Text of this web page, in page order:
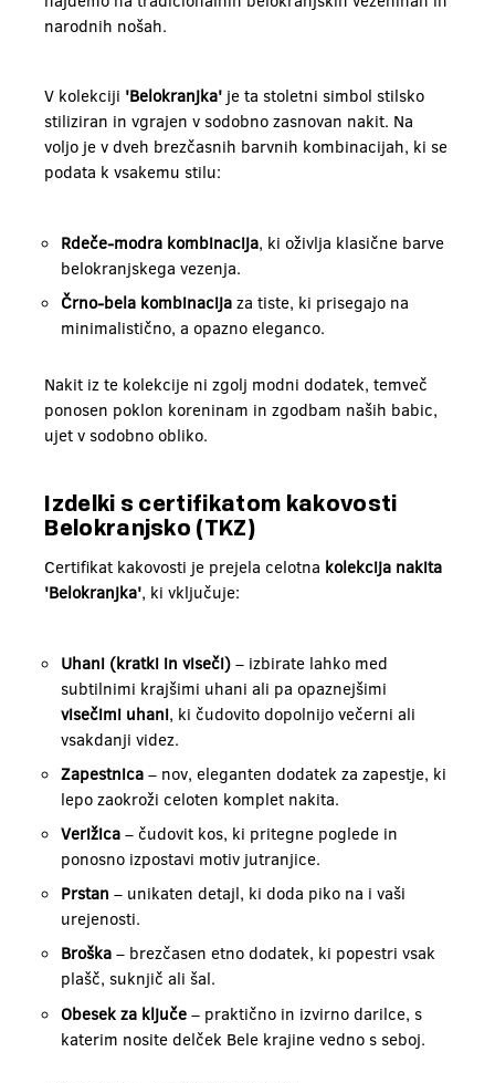
narodnih nošah.
V kolekciji 'Belokranjka' je ta stoletni simbol stilsko
stiliziran in vgrajen v sodobno zasnovan nakit. Na
voljo je v dveh brezčasnih barvnih kombinacijah, ki se
podata k vsakemu stilu:
Rdeče-modra kombinacija, ki oživlja klasične barve
belokranjskega vezenja.
Črno-bela kombinacija za tiste, ki prisegajo na
minimalistično, a opazno eleganco.
Nakit iz te kolekcije ni zgolj modni dodatek, temveč
ponosen poklon koreninam in zgodbam naših babic,
ujet v sodobno obliko.
Izdelki s certifikatom kakovosti
Belokranjsko (TKZ)
Certifikat kakovosti je prejela celotna kolekcija nakita
'Belokranjka', ki vključuje:
Uhani (kratki in viseči) – izbirate lahko med
subtilnimi krajšimi uhani ali pa opaznejšimi
visečimi uhani, ki čudovito dopolnijo večerni ali
vsakdanji videz.
Zapestnica – nov, eleganten dodatek za zapestje, ki
lepo zaokroži celoten komplet nakita.
Verižica – čudovit kos, ki pritegne poglede in
ponosno izpostavi motiv jutranjice.
Prstan – unikaten detajl, ki doda piko na i vaši
urejenosti.
Broška – brezčasen etno dodatek, ki popestri vsak
plašč, suknjič ali šal.
Obesek za ključe – praktično in izvirno darilce, s
katerim nosite delček Bele krajine vedno s seboj.